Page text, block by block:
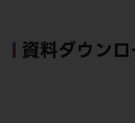
資料ダウン